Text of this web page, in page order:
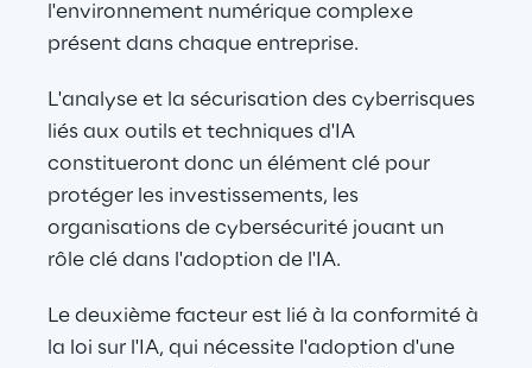
l'environnement numérique complexe
présent dans chaque entreprise.
L'analyse et la sécurisation des cyberrisques
liés aux outils et techniques d'IA
constitueront donc un élément clé pour
protéger les investissements, les
organisations de cybersécurité jouant un
rôle clé dans l'adoption de l'IA.
Le deuxième facteur est lié à la conformité à
la loi sur l'IA, qui nécessite l'adoption d'une